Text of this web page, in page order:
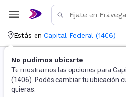
Estás en Capital Federal (1406)
No pudimos ubicarte
Te mostramos las opciones para
(1406). Podés cambiar tu ubicación
quieras.